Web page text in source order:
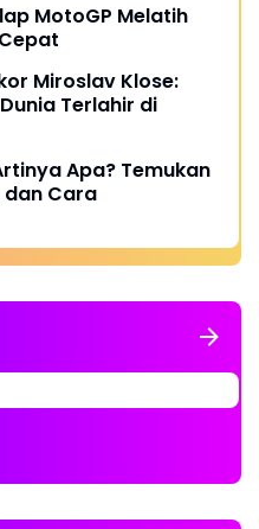
MotoGP Melatih
Miroslav Klose:
Terlahir di
Apa? Temukan
dan Cara